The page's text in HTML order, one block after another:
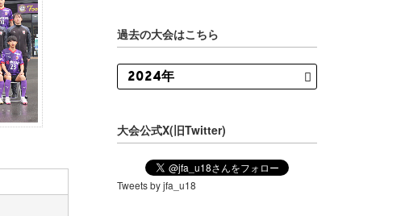
過去の大会はこちら
大会公式X(旧Twitter)
Tweets by jfa_u18